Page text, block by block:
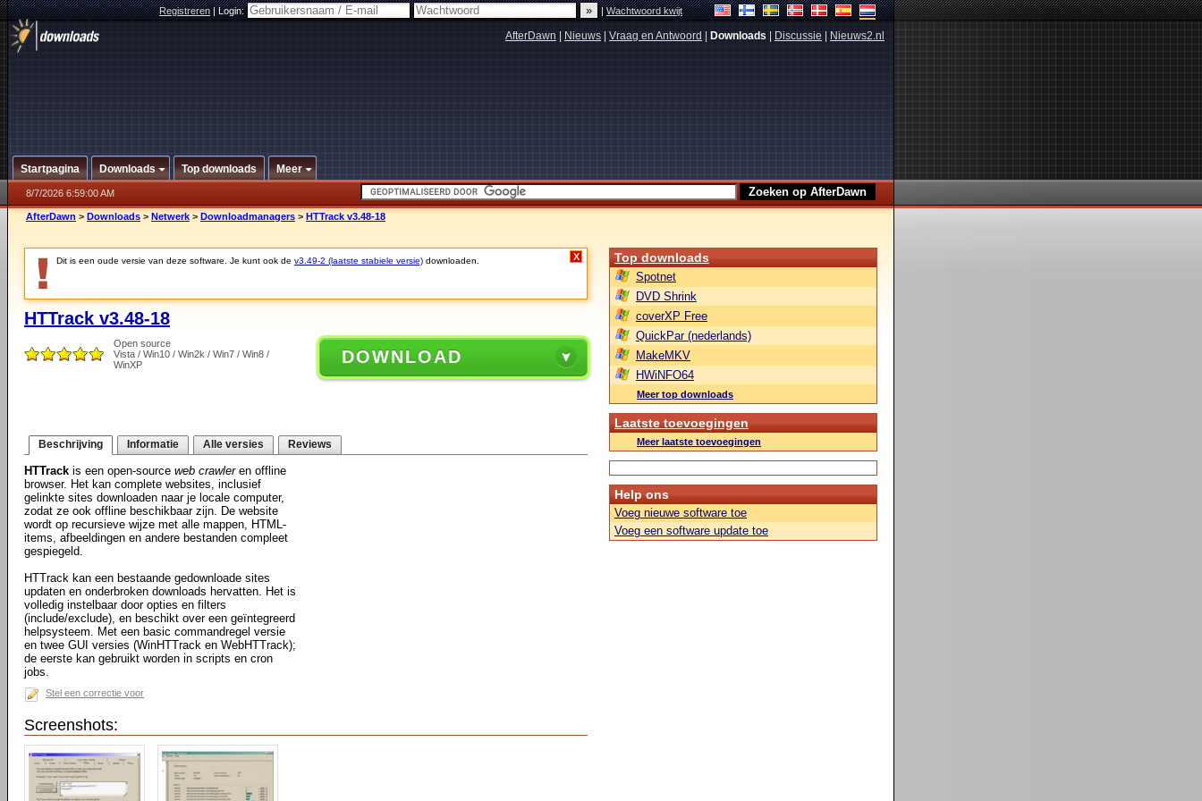
Registreren|Login: |Wachtwoord kwijt
AfterDawn Nieuws Vraag en Antwoord Downloads Discussie Nieuws2.nl
Startpagina Downloads Top downloads Meer
8/7/2026 6:59:00 AM
AfterDawn > Downloads > Netwerk > Downloadmanagers > HTTrack v3.48-18
Dit is een oude versie van deze software. Je kunt ook de v3.49-2 (laatste stabiele versie) downloaden. X
HTTrack v3.48-18
Open source
Vista / Win10 / Win2k / Win7 / Win8 /
WinXP
DOWNLOAD
Beschrijving Informatie Alle versies Reviews
HTTrack is een open-source web crawleren offline
browser. Het kan complete websites, inclusief
gelinkte sites downloaden naar je locale computer,
zodat ze ook offline beschikbaar zijn. De website
wordt op recursieve wijze met alle mappen, HTML-
items, afbeeldingen en andere bestanden compleet
gespiegeld.
HTTrack kan een bestaande gedownloade sites
updaten en onderbroken downloads hervatten. Het is
volledig instelbaar door opties en filters
(include/exclude), en beschikt over een geïntegreerd
helpsysteem. Met een basic commandregel versie
en twee GUI versies (WinHTTrack en WebHTTrack);
de eerste kan gebruikt worden in scripts en cron
jobs.
Stel een correctie voor
Screenshots:
Top downloads
Spotnet
DVD Shrink
coverXP Free
QuickPar (nederlands)
MakeMKV
HWiNFO64
Meer top downloads
Laatste toevoegingen
Meer laatste toevoegingen
Help ons
Voeg nieuwe software toe
Voeg een software update toe